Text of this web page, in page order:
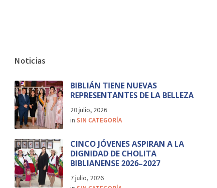
Noticias
BIBLIÁN TIENE NUEVAS
REPRESENTANTES DE LA BELLEZA
20 julio, 2026
in SIN CATEGORÍA
CINCO JÓVENES ASPIRAN A LA
DIGNIDAD DE CHOLITA
BIBLIANENSE 2026–2027
7 julio, 2026